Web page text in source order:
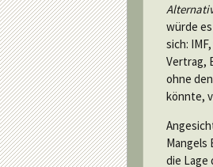
würde
sich:
Vertrag,
ohne
könnte,
Mangels
die Lage